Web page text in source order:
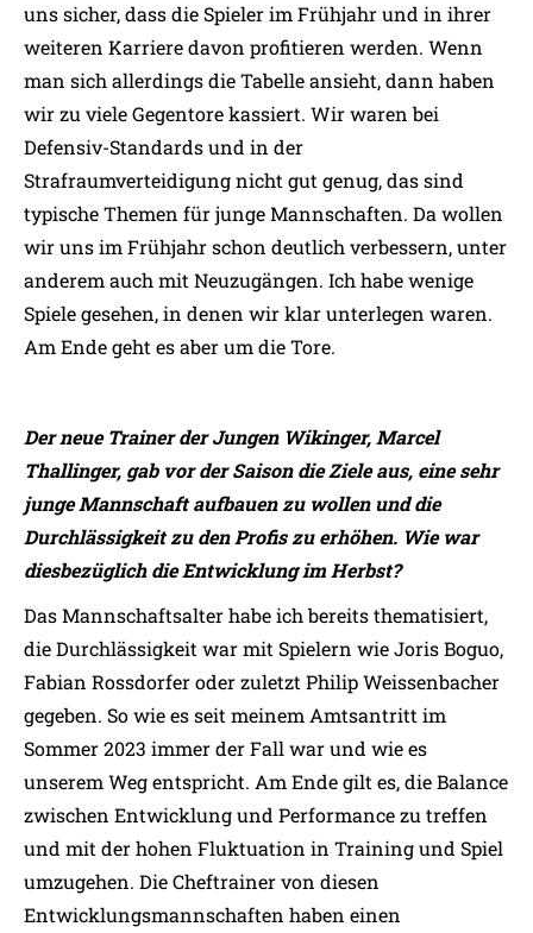
uns sicher, dass die Spieler im Frühjahr und in ihrer
weiteren Karriere davon profitieren werden. Wenn
man sich allerdings die Tabelle ansieht, dann haben
wir zu viele Gegentore kassiert. Wir waren bei
Defensiv-Standards und in der
Strafraumverteidigung nicht gut genug, das sind
typische Themen für junge Mannschaften. Da wollen
wir uns im Frühjahr schon deutlich verbessern, unter
anderem auch mit Neuzugängen. Ich habe wenige
Spiele gesehen, in denen wir klar unterlegen waren.
Am Ende geht es aber um die Tore.
Der neue Trainer der Jungen Wikinger, Marcel
Thallinger, gab vor der Saison die Ziele aus, eine sehr
junge Mannschaft aufbauen zu wollen und die
Durchlässigkeit zu den Profis zu erhöhen. Wie war
diesbezüglich die Entwicklung im Herbst?
Das Mannschaftsalter habe ich bereits thematisiert,
die Durchlässigkeit war mit Spielern wie Joris Boguo,
Fabian Rossdorfer oder zuletzt Philip Weissenbacher
gegeben. So wie es seit meinem Amtsantritt im
Sommer 2023 immer der Fall war und wie es
unserem Weg entspricht. Am Ende gilt es, die Balance
zwischen Entwicklung und Performance zu treffen
und mit der hohen Fluktuation in Training und Spiel
umzugehen. Die Cheftrainer von diesen
Entwicklungsmannschaften haben einen